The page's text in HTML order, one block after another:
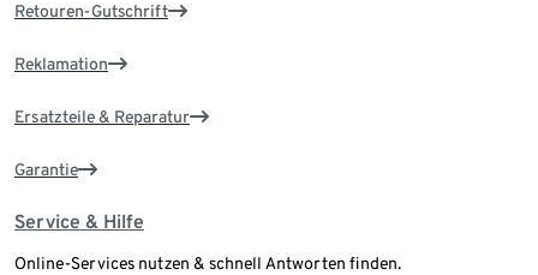
Retouren-Gutschrift
Reklamation
Ersatzteile & Reparatur
Garantie
Service & Hilfe
Online-Services nutzen & schnell Antworten finden.